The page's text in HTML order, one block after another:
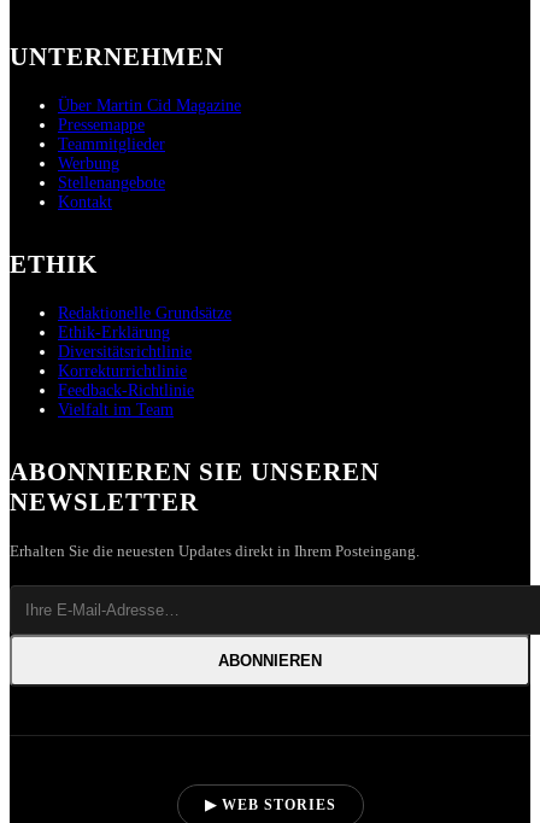
UNTERNEHMEN
Über Martin Cid Magazine
Pressemappe
Teammitglieder
Werbung
Stellenangebote
Kontakt
ETHIK
Redaktionelle Grundsätze
Ethik-Erklärung
Diversitätsrichtlinie
Korrekturrichtlinie
Feedback-Richtlinie
Vielfalt im Team
ABONNIEREN SIE UNSEREN
NEWSLETTER
Erhalten Sie die neuesten Updates direkt in Ihrem Posteingang.
ABONNIEREN
▶ WEB STORIES